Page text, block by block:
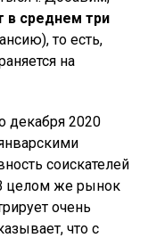
в среднем три
то есть,
на
декабря 2020
соискателей
целом же рынок
очень
что с